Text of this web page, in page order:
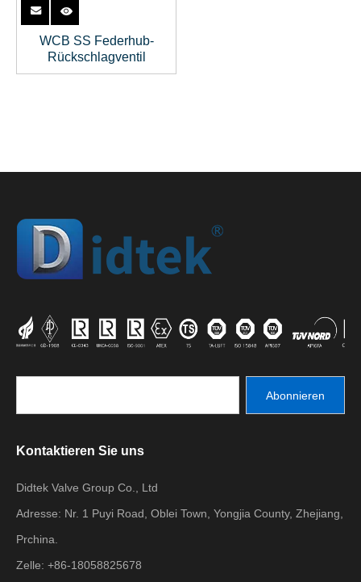
WCB SS Federhub-
Rückschlagventil
Abonnieren
Kontaktieren Sie uns
Didtek Valve Group Co., Ltd
Adresse: Nr. 1 Puyi Road, Oblei Town, Yongjia County, Zhejiang,
Prchina.
Zelle: +86-18058825678